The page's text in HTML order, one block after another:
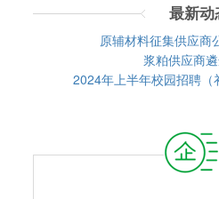
最新动
原辅材料征集供应商
浆粕供应商
2024年上半年校园招聘（